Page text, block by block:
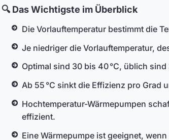
🔍 Das Wichtigste im Überblick
Die Vorlauftemperatur bestimmt die
Je niedriger die Vorlauftemperatur,
Optimal sind 30 bis 40 °C, üblich sind
Ab 55 °C sinkt die Effizienz pro Grad
Hochtemperatur-Wärmepumpen
effizient.
Eine Wärmepumpe ist geeignet,